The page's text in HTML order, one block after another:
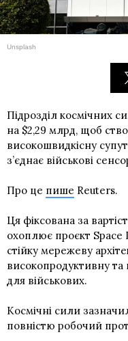
Unsplash
Підрозділ космічних
на $2,29 млрд, щоб
високошвидкісну
з’єднає військові
Про це пише Reuters.
Ця фіксована за
охоплює проєкт
стійку мережеву
високопродуктивну
для військових.
Космічні сили
повністю робочий